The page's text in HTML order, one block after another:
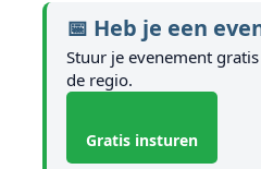
📅 Heb je een
Stuur je evenement
de regio.
Gratis insturen